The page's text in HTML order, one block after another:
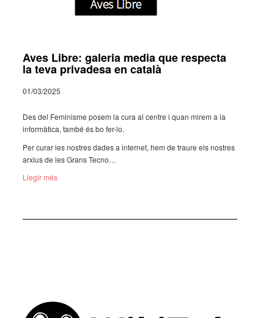
Aves Libre: galeria media que respecta
la teva privadesa en català
01/03/2025
Des del Femi­nisme posem la cura al centre i quan mirem a la
infor­mà­tica, també és bo fer-lo.
Per curar les nostres dades a inter­net, hem de traure els nostres
arxius de les Grans Tecno­…
Llegir més